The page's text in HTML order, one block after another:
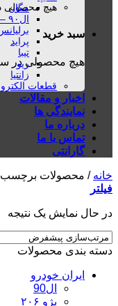
هیچ محصولی
سبد خرید
هیچ محصولی در
مگان
ال۹۰ – L90
پراید
تیبا
ریو
زانتیا
قطعات
اخبار و مقالات
نمایندگی ها
درباره ما
تماس با ما
گارانتی
خانه / محصولات برچسب
فیلتر
در حال نمایش یک نتیجه
دسته بندی محصولات
ایران خودرو
ال90
پژو ۲۰۶